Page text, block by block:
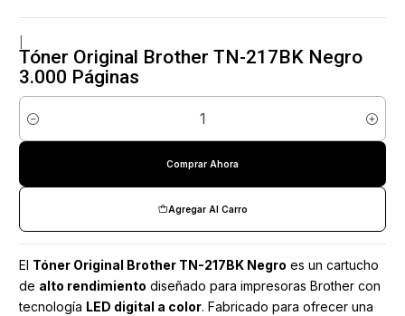
Tóner Original Brother TN-217BK Negro
3.000 Páginas
Cantidad
Agregar Al Carro
Comprar Ahora
El Tóner Original Brother TN-217BK Negro es un cartucho
de alto rendimiento diseñado para impresoras Brother con
tecnología LED digital a color. Fabricado para ofrecer una